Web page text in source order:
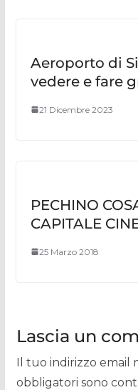
Aeroporto di
vedere e fare
21 Dicembre 2023
PECHINO
CAPITALE
25 Marzo 2018
Lascia un
Il tuo indirizzo email
obbligatori sono